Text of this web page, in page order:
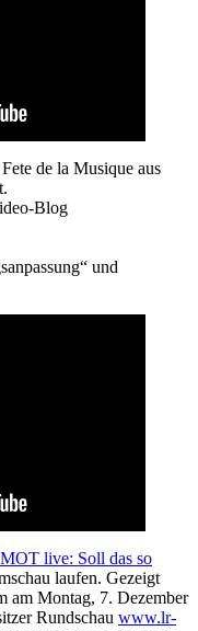
de la Musique aus
Blog
und
live: Soll das so
laufen. Gezeigt
am Montag, 7. Dezember
Rundschau www.lr-